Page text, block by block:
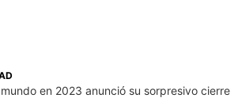
en 2023 anunció su sorpresivo cierre